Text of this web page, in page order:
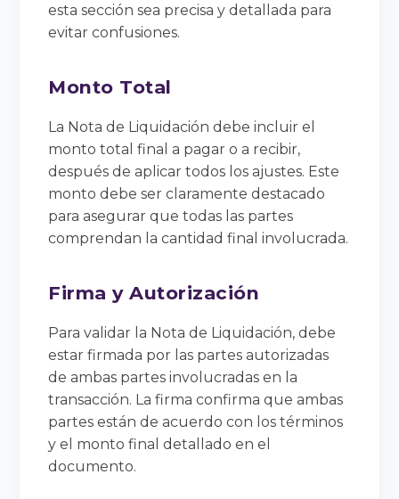
esta sección sea precisa y detallada para
evitar confusiones.
Monto Total
La Nota de Liquidación debe incluir el
monto total final a pagar o a recibir,
después de aplicar todos los ajustes. Este
monto debe ser claramente destacado
para asegurar que todas las partes
comprendan la cantidad final involucrada.
Firma y Autorización
Para validar la Nota de Liquidación, debe
estar firmada por las partes autorizadas
de ambas partes involucradas en la
transacción. La firma confirma que ambas
partes están de acuerdo con los términos
y el monto final detallado en el
documento.